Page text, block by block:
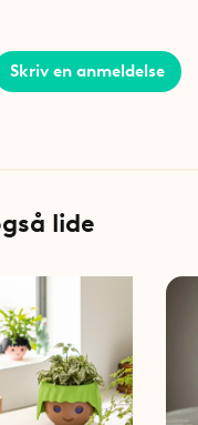
Skriv en anmeldelse
lide